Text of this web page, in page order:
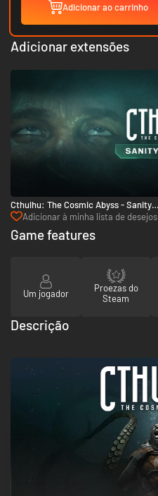
Adicionar ao carrinho
Adicionar extensões
Cthulhu: The Cosmic Abyss - Sanity
Skin Pack - PC (Steam)
Adicionar à minha lista de desejos
Game features
Um jogador
Proezas do
Steam
Descrição